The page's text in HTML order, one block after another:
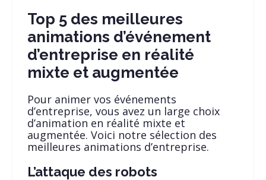
Top 5 des meilleures
animations d’événement
d’entreprise en réalité
mixte et augmentée
Pour animer vos événements
d’entreprise, vous avez un large choix
d’animation en réalité mixte et
augmentée. Voici notre sélection des
meilleures animations d’entreprise.
L’attaque des robots